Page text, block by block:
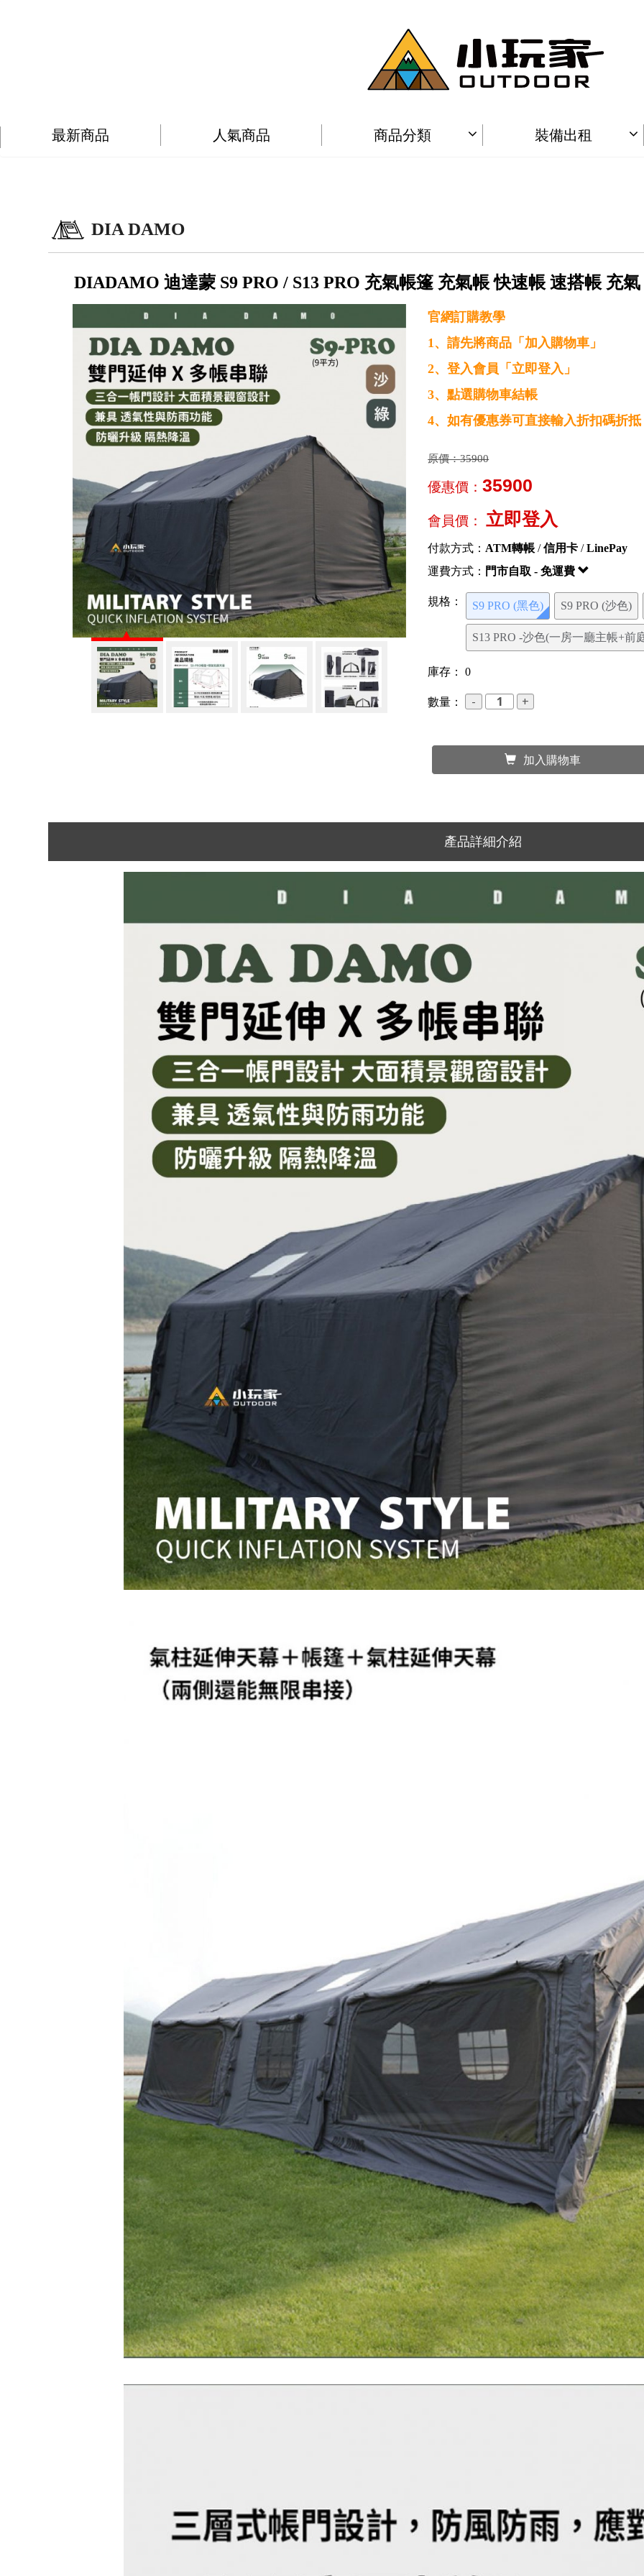
最新商品 人氣商品 商品分類 裝備出租
DIA DAMO
DIADAMO 迪達蒙 S9 PRO / S13 PRO 充氣帳篷 充氣帳 快速帳 速搭帳 充
官網訂購教學
1、請先將商品「加入購物車」
2、登入會員「立即登入」
3、點選購物車結帳
4、如有優惠券可直接輸入折扣碼折抵
原價：35900
優惠價：35900
會員價：立即登入
付款方式： ATM轉帳 /信用卡 /LinePay
運費方式： 門市自取 - 免運費
規格： S9 PRO (黑色) S9 PRO (沙色)
S13 PRO -沙色(一房一廳主帳+前
庫存：0
數量：
加入購物車
產品詳細介紹